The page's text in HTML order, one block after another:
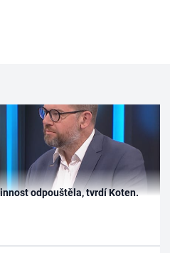
odpouštěla, tvrdí Koten.